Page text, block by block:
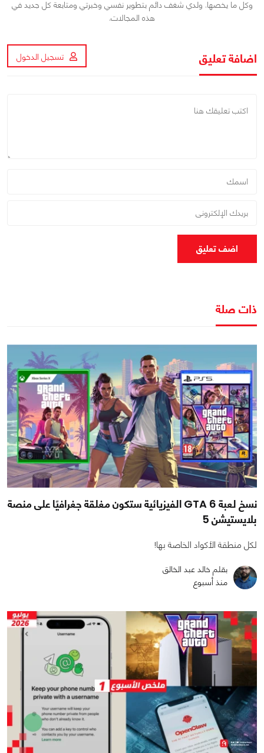
وكل ما يخصها. ولدي شغف دائم بتطوير نفسي وخبرتي ومتابعة كل جديد في
هذه المجالات.
اضافة تعليق تسجيل الدخول
اضف تعليق
ذات صلة
نسخ لعبة GTA 6 الفيزيائية ستكون مغلقة جغرافيًا على منصة
بلايستيشن 5
لكل منطقة الأكواد الخاصة بها!
بقلم خالد عبد الخالق
منذ أسبوع